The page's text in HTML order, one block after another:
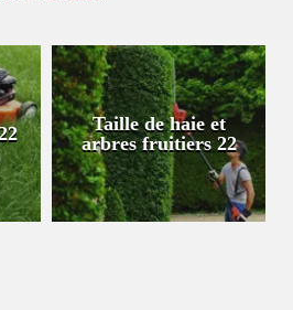
Taille de haie et
arbres fruitiers 22